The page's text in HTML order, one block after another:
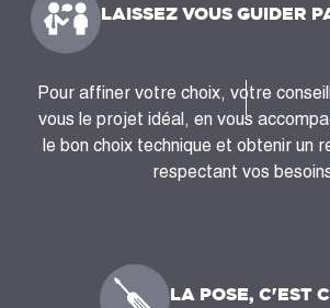
LAISSEZ VOUS GUIDER
Pour affiner votre choix, votre
vous le projet idéal, en vous
le bon choix technique et obtenir un
respectant vos
LA POSE, C'EST